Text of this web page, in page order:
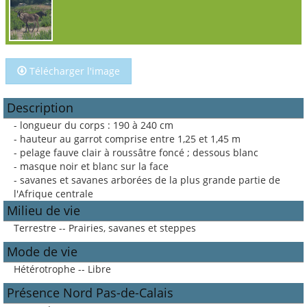
Télécharger l'image
Description
- longueur du corps : 190 à 240 cm
- hauteur au garrot comprise entre 1,25 et 1,45 m
- pelage fauve clair à roussâtre foncé ; dessous blanc
- masque noir et blanc sur la face
- savanes et savanes arborées de la plus grande partie de
l'Afrique centrale
Milieu de vie
Terrestre -- Prairies, savanes et steppes
Mode de vie
Hétérotrophe -- Libre
Présence Nord Pas-de-Calais